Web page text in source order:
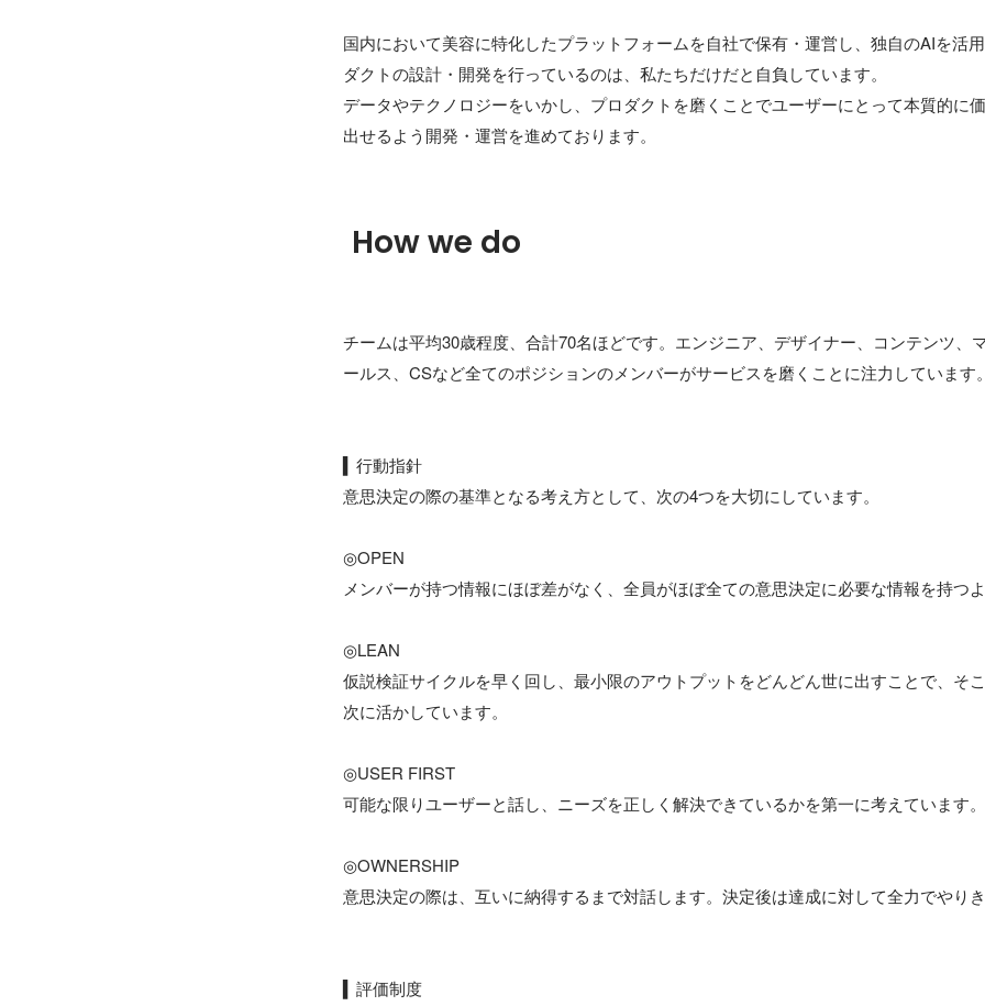
国内において美容に特化したプラットフォームを自社で保有・運営し、独自のAIを活
ダクトの設計・開発を行っているのは、私たちだけだと自負しています。
データやテクノロジーをいかし、プロダクトを磨くことでユーザーにとって本質的に
出せるよう開発・運営を進めております。
How we do
チームは平均30歳程度、合計70名ほどです。エンジニア、デザイナー、コンテンツ、
ールス、CSなど全てのポジションのメンバーがサービスを磨くことに注力しています。
▍行動指針
意思決定の際の基準となる考え方として、次の4つを大切にしています。
◎OPEN
メンバーが持つ情報にほぼ差がなく、全員がほぼ全ての意思決定に必要な情報を持つよ
◎LEAN
仮説検証サイクルを早く回し、最小限のアウトプットをどんどん世に出すことで、そ
次に活かしています。
◎USER FIRST
可能な限りユーザーと話し、ニーズを正しく解決できているかを第一に考えています。
◎OWNERSHIP
意思決定の際は、互いに納得するまで対話します。決定後は達成に対して全力でやりき
▍評価制度